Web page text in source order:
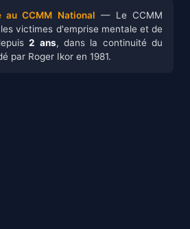
au CCMM National — Le CCMM
victimes d'emprise mentale et de
2 ans, dans la continuité du
par Roger Ikor en 1981.